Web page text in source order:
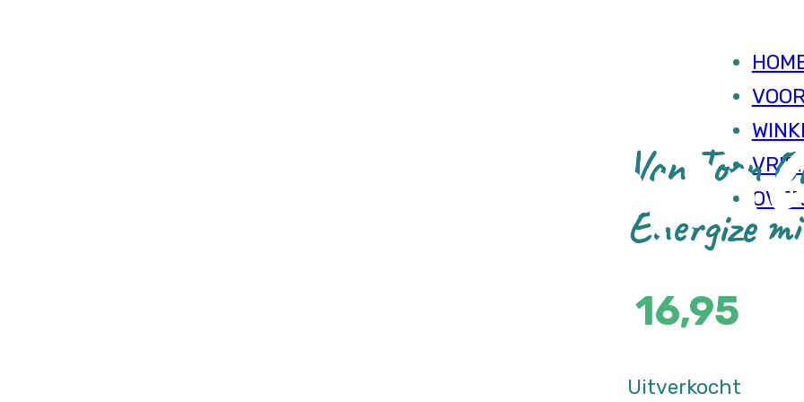
OVER
Van Toen
Energize
16,95
Uitverkocht